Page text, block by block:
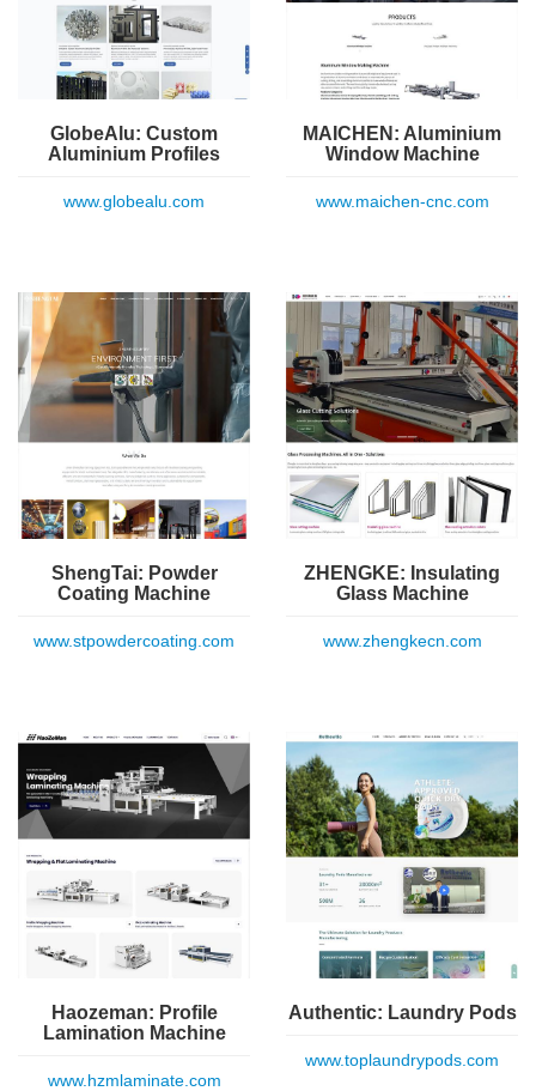
GlobeAlu: Custom
Aluminium Profiles
www.globealu.com
MAICHEN: Aluminium
Window Machine
www.maichen-cnc.com
ShengTai: Powder
Coating Machine
www.stpowdercoating.com
ZHENGKE: Insulating
Glass Machine
www.zhengkecn.com
Haozeman: Profile
Lamination Machine
www.hzmlaminate.com
Authentic: Laundry Pods
www.toplaundrypods.com